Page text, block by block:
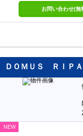
お問い合わせ(無
ＤＯＭＵＳ ＲＩＰ
NEW